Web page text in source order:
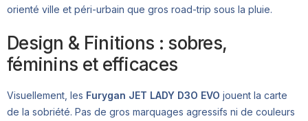
orienté ville et péri-urbain que gros road-trip sous la pluie.
Design & Finitions : sobres,
féminins et efficaces
Visuellement, les Furygan JET LADY D3O EVO jouent la carte
de la sobriété. Pas de gros marquages agressifs ni de couleurs